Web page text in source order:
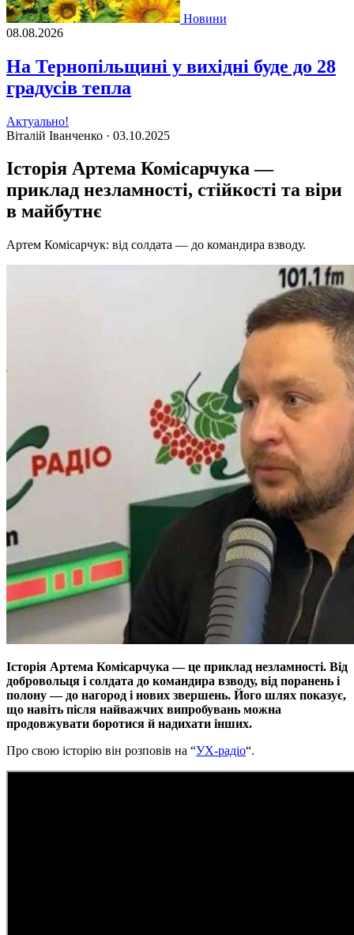
Новини
08.08.2026
На Тернопільщині у вихідні буде до 28
градусів тепла
Актуально!
Віталій Іванченко · 03.10.2025
Історія Артема Комісарчука —
приклад незламності, стійкості та віри
в майбутнє
Артем Комісарчук: від солдата — до командира взводу.
Історія Артема Комісарчука — це приклад незламності. Від
добровольця і солдата до командира взводу, від поранень і
полону — до нагород і нових звершень. Його шлях показує,
що навіть після найважчих випробувань можна
продовжувати боротися й надихати інших.
Про свою історію він розповів на “УХ-радіо“.